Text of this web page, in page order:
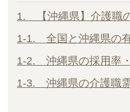
1. 【沖縄県】介護職
1-1. 全国と沖縄県の
1-2. 沖縄県の採用率
1-3. 沖縄県の介護職